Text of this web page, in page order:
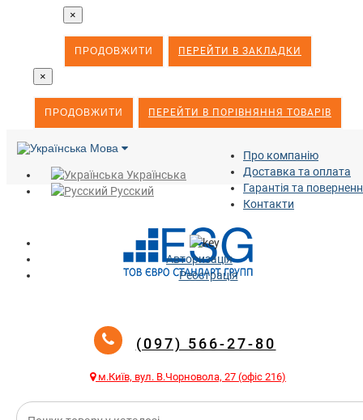
×
ПРОДОВЖИТИ ПЕРЕЙТИ В ЗАКЛАДКИ
×
ПРОДОВЖИТИ ПЕРЕЙТИ В ПОРІВНЯННЯ ТОВАРІВ
Мова
Українська
Русский
Про компанію
Доставка та оплата
Гарантія та
Контакти
Авторизація
Реєстрація
(097) 566-27-80
м.Київ, вул. В.Чорновола, 27 (офіс 216)